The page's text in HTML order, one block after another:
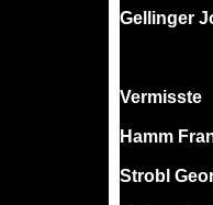
Gellinger
Vermisste
Hamm
Strobl